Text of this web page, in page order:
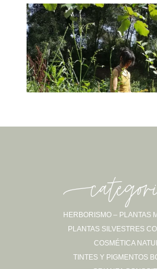
Sígueme en
-
HERBORISMO – PLANTAS
PLANTAS SILVESTRES
COSMÉTICA
TINTES Y PIGMENTOS